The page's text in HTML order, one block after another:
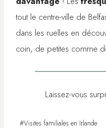
tout le centre-ville de
dans les ruelles en
coin, de petites comme
Laissez-vous
Étiquettes
#Visites familiales en Irlande